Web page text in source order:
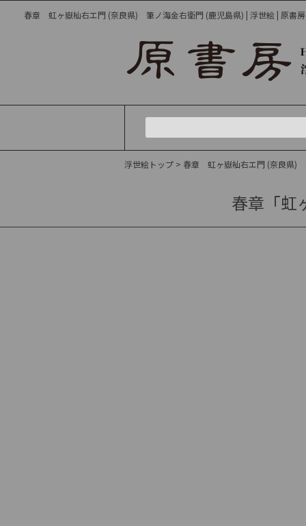
春章 虹ヶ嶽杣右エ門 (奈良県) 筆ノ海金右衛門 (鹿児島県) | 浮世絵 | 原書
浮世絵トップ > 春章 虹ヶ嶽杣右エ門 (奈良県)
春章「虹